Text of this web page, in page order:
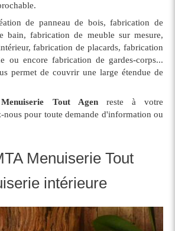
de panneau de bois, fabrication de
bain, fabrication de meuble sur mesure,
fabrication de placards, fabrication
ou encore fabrication de gardes-corps...
permet de couvrir une large étendue de
Tout Agenreste à votre
nous pour toute demande d'information ou
Menuiserie Tout
intérieure